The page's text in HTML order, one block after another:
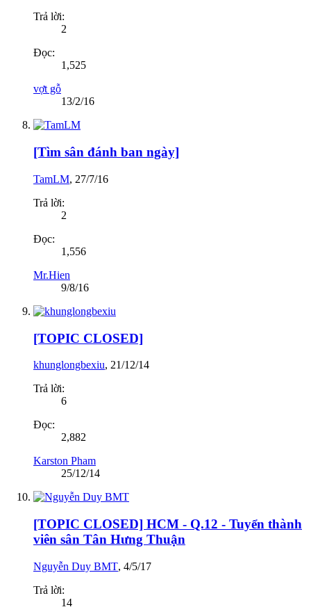
Trả lời:
2
Đọc:
1,525
vợt gỗ
13/2/16
[Tìm sân đánh ban ngày]
TamLM, 27/7/16
Trả lời:
2
Đọc:
1,556
Mr.Hien
9/8/16
[TOPIC CLOSED]
khunglongbexiu, 21/12/14
Trả lời:
6
Đọc:
2,882
Karston Pham
25/12/14
[TOPIC CLOSED] HCM - Q.12 - Tuyển thành
viên sân Tân Hưng Thuận
Nguyễn Duy BMT, 4/5/17
Trả lời:
14